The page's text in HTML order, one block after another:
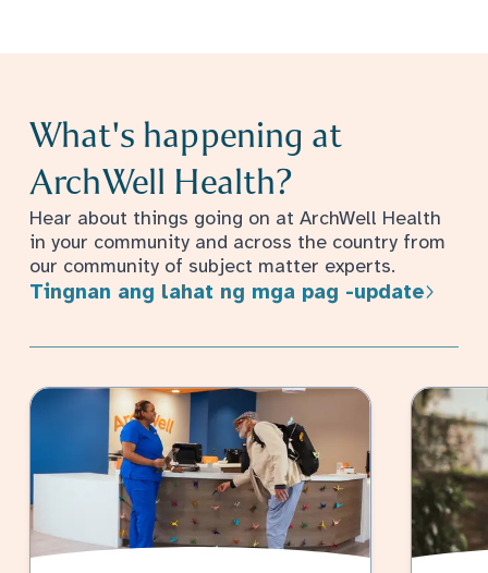
What's happening at
ArchWell Health?
Hear about things going on at ArchWell Health
in your community and across the country from
our community of subject matter experts.
Tingnan ang lahat ng mga pag -update